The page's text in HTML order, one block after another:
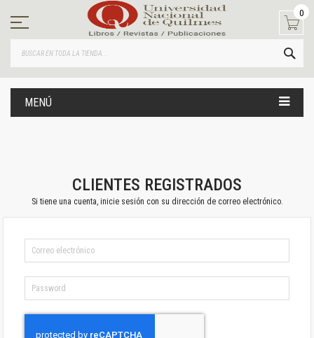
contenido
0
MENÚ
CLIENTES REGISTRADOS
Si tiene una cuenta, inicie sesión con su dirección de correo electrónico.